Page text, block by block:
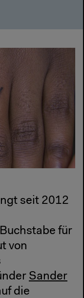
seit 2012
für
von
Sander
die